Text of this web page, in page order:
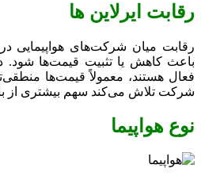
رقابت ایرلاین ‌ها
رقابت میان شرکت‌های هواپیمایی
باعث کاهش یا تثبیت قیمت‌ها شود.
فعال هستند، معمولاً قیمت‌ها
شرکت تلاش می‌کند سهم بیشتری از
نوع هواپیما